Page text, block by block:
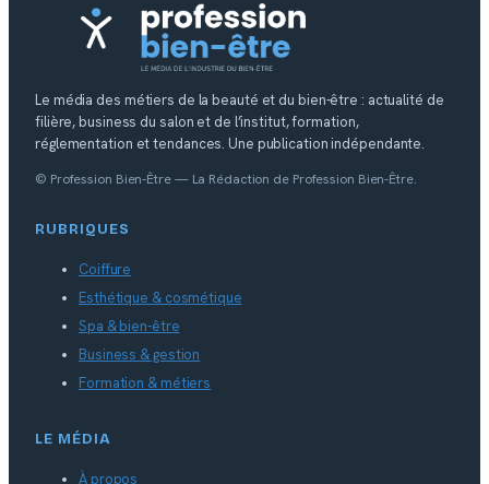
Le média des métiers de la beauté et du bien-être : actualité de
filière, business du salon et de l’institut, formation,
réglementation et tendances. Une publication indépendante.
© Profession Bien-Être — La Rédaction de Profession Bien-Être.
RUBRIQUES
Coiffure
Esthétique & cosmétique
Spa & bien-être
Business & gestion
Formation & métiers
LE MÉDIA
À propos